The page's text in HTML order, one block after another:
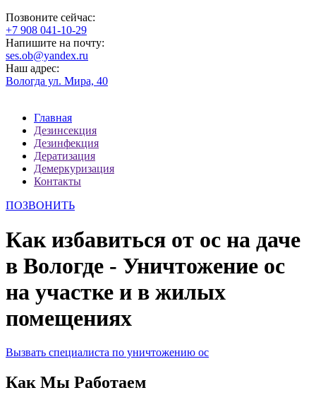
Позвоните сейчас:
‪+7 908 041-10-29
Напишите на почту:
ses.ob@yandex.ru
Наш адрес:
Вологда ул. Мира, 40
Главная
Дезинсекция
Дезинфекция
Дератизация
Демеркуризация
Контакты
ПОЗВОНИТЬ
Как избавиться от ос на даче
в Вологде - Уничтожение ос
на участке и в жилых
помещениях
Вызвать специалиста по уничтожению ос
Как Мы Работаем